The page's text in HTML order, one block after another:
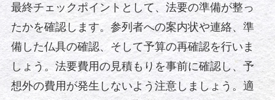
最終チェックポイントとして、法要の準備が整っ
たかを確認します。参列者への案内状や連絡、準
備した仏具の確認、そして予算の再確認を行いま
しょう。法要費用の見積もりを事前に確認し、予
想外の費用が発生しないよう注意しましょう。適